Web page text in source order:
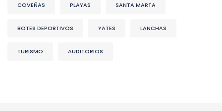
COVEÑAS PLAYAS SANTA MARTA
BOTES DEPORTIVOS YATES LANCHAS
TURISMO AUDITORIOS